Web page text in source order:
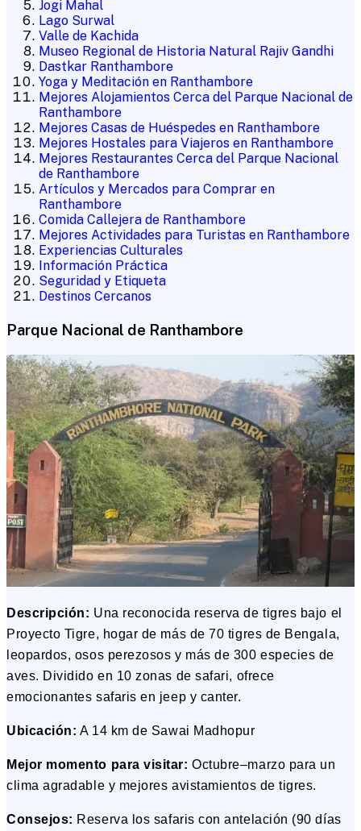
Jogi Mahal
Lago Surwal
Valle de Kachida
Museo Regional de Historia Natural Rajiv Gandhi
Dastkar Ranthambore
Yoga y Meditación en Ranthambore
Mejores Alojamientos Cerca del Parque Nacional de
Ranthambore
Mejores Casas de Huéspedes en Ranthambore
Mejores Hostales para Viajeros en Ranthambore
Mejores Restaurantes Cerca del Parque Nacional
de Ranthambore
Artículos y Mercados para Comprar en
Ranthambore
Comida Callejera de Ranthambore
Mejores Actividades para Turistas en Ranthambore
Experiencias Culturales
Información Práctica
Seguridad y Etiqueta
Destinos Cercanos
Parque Nacional de Ranthambore
Descripción: Una reconocida reserva de tigres bajo el
Proyecto Tigre, hogar de más de 70 tigres de Bengala,
leopardos, osos perezosos y más de 300 especies de
aves. Dividido en 10 zonas de safari, ofrece
emocionantes safaris en jeep y canter.
Ubicación: A 14 km de Sawai Madhopur
Mejor momento para visitar: Octubre–marzo para un
clima agradable y mejores avistamientos de tigres.
Consejos: Reserva los safaris con antelación (90 días